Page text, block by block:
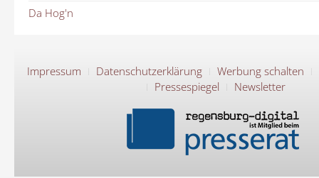
Da Hog'n
Impressum Datenschutzerklärung
Werbung schalten
Pressespiegel
Newsletter